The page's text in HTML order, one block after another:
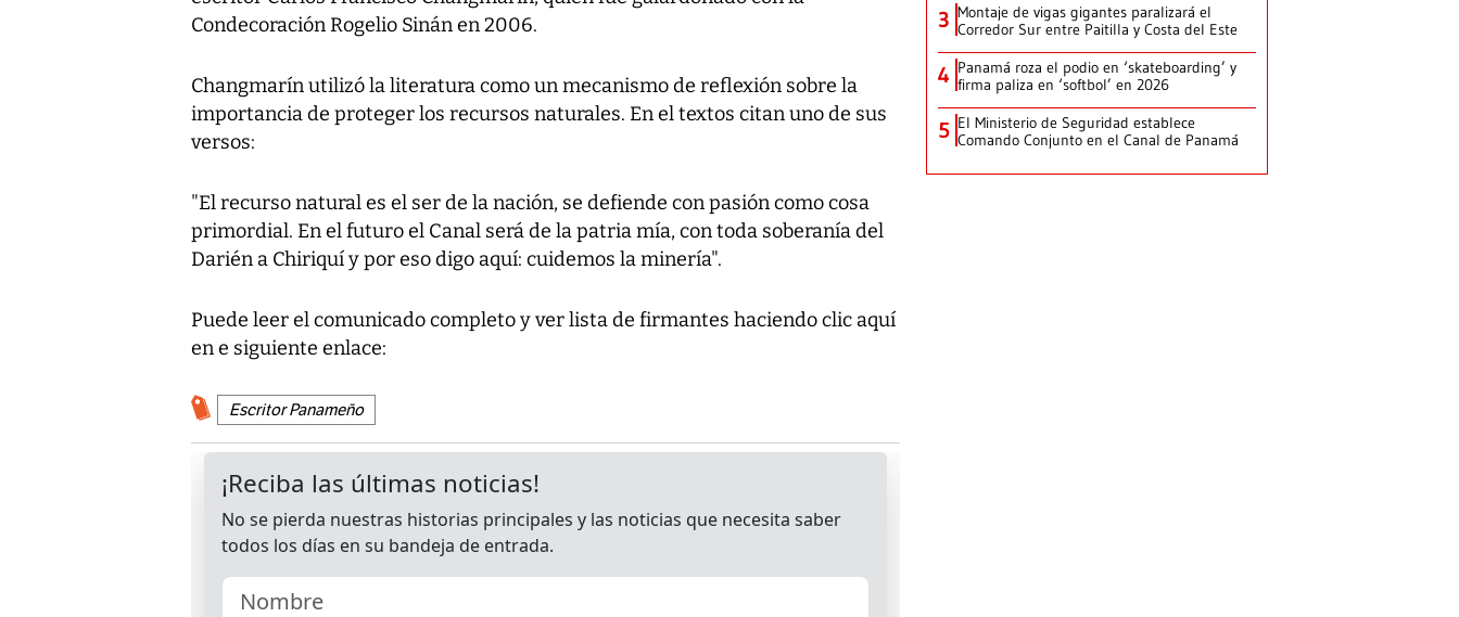
Condecoración Rogelio Sinán en 2006.
Changmarín utilizó la literatura como un mecanismo de reflexión sobre la
importancia de proteger los recursos naturales. En el textos citan uno de sus
versos:
"El recurso natural es el ser de la nación, se defiende con pasión como cosa
primordial. En el futuro el Canal será de la patria mía, con toda soberanía del
Darién a Chiriquí y por eso digo aquí: cuidemos la minería".
Puede leer el comunicado completo y ver lista de firmantes haciendo clic aquí
en e siguiente enlace:
Escritor Panameño
3 Montaje de vigas gigantes paralizará el
Corredor Sur entre Paitilla y Costa del Este
4 Panamá roza el podio en ‘skateboarding’ y
firma paliza en ‘softbol’ en 2026
5 El Ministerio de Seguridad establece
Comando Conjunto en el Canal de Panamá